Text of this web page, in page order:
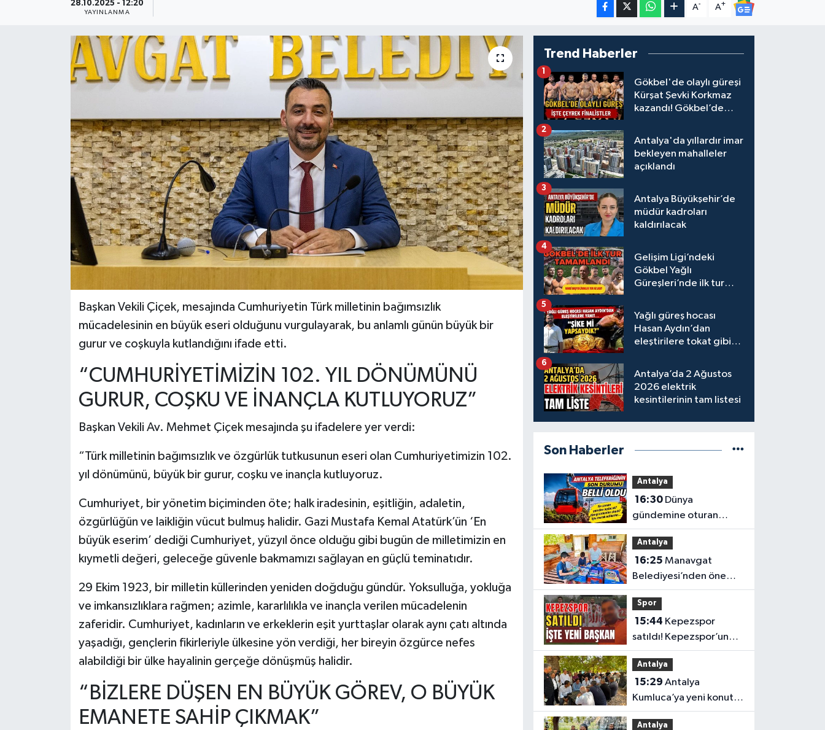
28.10.2025 - 12:20
YAYINLANMA
A- A+
Başkan Vekili Çiçek, mesajında Cumhuriyetin Türk milletinin bağımsızlık
mücadelesinin en büyük eseri olduğunu vurgulayarak, bu anlamlı günün büyük bir
gurur ve coşkuyla kutlandığını ifade etti.
“CUMHURİYETİMİZİN 102. YIL DÖNÜMÜNÜ
GURUR, COŞKU VE İNANÇLA KUTLUYORUZ”
Başkan Vekili Av. Mehmet Çiçek mesajında şu ifadelere yer verdi:
“Türk milletinin bağımsızlık ve özgürlük tutkusunun eseri olan Cumhuriyetimizin 102.
yıl dönümünü, büyük bir gurur, coşku ve inançla kutluyoruz.
Cumhuriyet, bir yönetim biçiminden öte; halk iradesinin, eşitliğin, adaletin,
özgürlüğün ve laikliğin vücut bulmuş halidir. Gazi Mustafa Kemal Atatürk’ün ‘En
büyük eserim’ dediği Cumhuriyet, yüzyıl önce olduğu gibi bugün de milletimizin en
kıymetli değeri, geleceğe güvenle bakmamızı sağlayan en güçlü teminatıdır.
29 Ekim 1923, bir milletin küllerinden yeniden doğduğu gündür. Yoksulluğa, yokluğa
ve imkansızlıklara rağmen; azimle, kararlılıkla ve inançla verilen mücadelenin
zaferidir. Cumhuriyet, kadınların ve erkeklerin eşit yurttaşlar olarak aynı çatı altında
yaşadığı, gençlerin fikirleriyle ülkesine yön verdiği, her bireyin özgürce nefes
alabildiği bir ülke hayalinin gerçeğe dönüşmüş halidir.
“BİZLERE DÜŞEN EN BÜYÜK GÖREV, O BÜYÜK
EMANETE SAHİP ÇIKMAK”
Trend Haberler
Gökbel'de olaylı güreşi
Kürşat Şevki Korkmaz
kazandı! Gökbel’de
Gürbüz elendi!
1
Antalya'da yıllardır imar
bekleyen mahalleler
açıklandı
2
Antalya Büyükşehir’de
müdür kadroları
kaldırılacak
3
Gelişim Ligi’ndeki
Gökbel Yağlı
Güreşleri’nde ilk tur
4
Yağlı güreş hocası
Hasan Aydın’dan
eleştirilere tokat gibi
5
Antalya’da 2 Ağustos
2026 elektrik
kesintilerinin tam listesi
6
Son Haberler
Antalya
16:30Dünya
gündemine oturan
Antalya teleferiğinin
son durumu belli oldu
Antalya
16:25
Belediyesi’nden önemli
eğitim
Spor
15:44
satıldı! Kepezspor’un
yeni başkanı kim? İşte
yeni başkan
Antalya
15:29
Kumluca’ya yeni konut
müjdesi
Antalya
Kültür & Sanat
Magazin
Sağlık & Yaşam
Siyaset